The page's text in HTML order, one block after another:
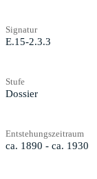
Signatur
E.15-2.3.3
Stufe
Dossier
Entstehungszeitraum
ca. 1890 - ca. 1930